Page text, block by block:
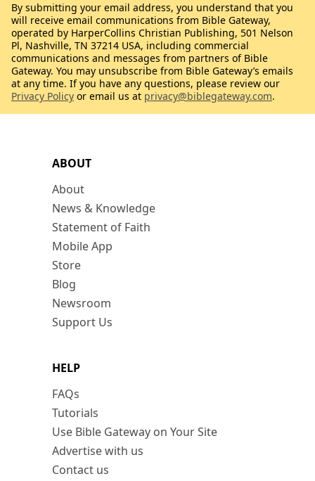
ABOUT
About
News & Knowledge
Statement of Faith
Mobile App
Store
Blog
Newsroom
Support Us
HELP
FAQs
Tutorials
Use Bible Gateway on Your Site
Advertise with us
Contact us
By submitting your email address, you understand that you
will receive email communications from Bible Gateway,
operated by HarperCollins Christian Publishing, 501 Nelson
Pl, Nashville, TN 37214 USA, including commercial
communications and messages from partners of Bible
Gateway. You may unsubscribe from Bible Gateway’s emails
at any time. If you have any questions, please review our
Privacy Policy or email us at privacy@biblegateway.com.